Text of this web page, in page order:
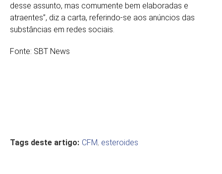
desse assunto, mas comumente bem elaboradas e
atraentes”, diz a carta, referindo-se aos anúncios das
substâncias em redes sociais.
Fonte: SBT News
Tags deste artigo: CFM, esteroides